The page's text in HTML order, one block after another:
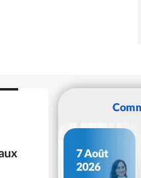
7 Août
2026